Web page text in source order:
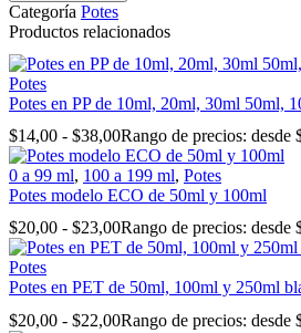
Categoría Potes
Productos relacionados
Potes
Potes en PP de 10ml, 20ml, 30ml 50ml,
$14,00 - $38,00Rango de precios: desde
0 a 99 ml, 100 a 199 ml, Potes
Potes modelo ECO de 50ml y 100ml
$20,00 - $23,00Rango de precios: desde
Potes
Potes en PET de 50ml, 100ml y 250ml
$20,00 - $22,00Rango de precios: desde